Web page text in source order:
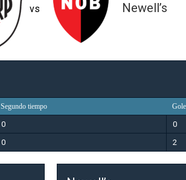
vs Newell’s
Segundo tiempo
0 0
0 2